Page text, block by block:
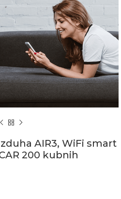
AIR3, WiFi smart
200 kubnih